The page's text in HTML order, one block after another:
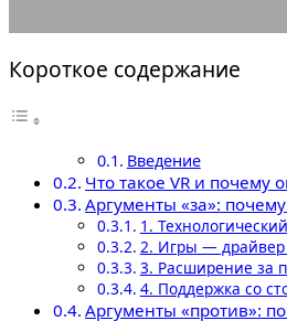
Короткое содержание
Введение
Что такое VR и почему
Аргументы «за»:
1.
2. Игры — драйвер
3. Расширение за
4. Поддержка со
Аргументы «против»: